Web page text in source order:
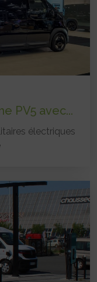
PV5 avec...
électriques